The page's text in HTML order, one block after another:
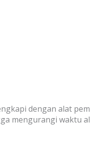
dengan alat
mengurangi waktu